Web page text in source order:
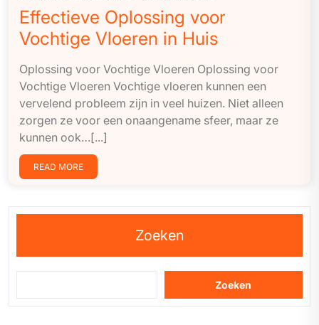
Effectieve Oplossing voor
Vochtige Vloeren in Huis
Oplossing voor Vochtige Vloeren Oplossing voor
Vochtige Vloeren Vochtige vloeren kunnen een
vervelend probleem zijn in veel huizen. Niet alleen
zorgen ze voor een onaangename sfeer, maar ze
kunnen ook…[...]
READ MORE
Zoeken
Zoeken